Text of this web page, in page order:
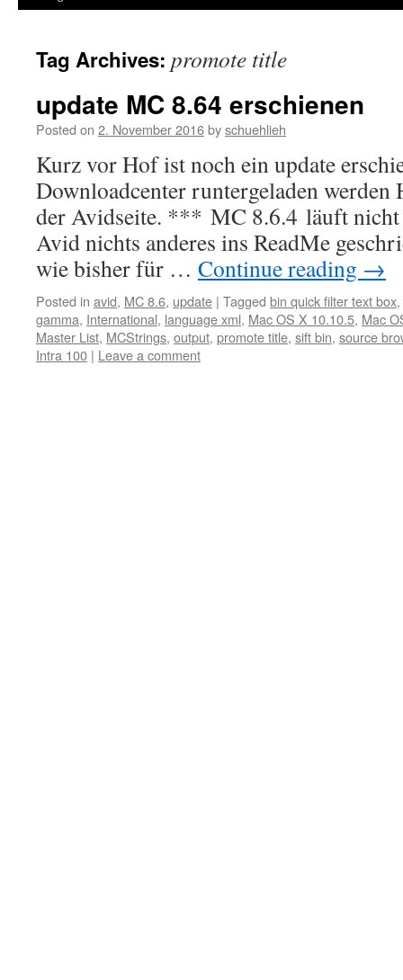
Tag Archives: promote title
update MC 8.64 erschienen
Posted on 2. November 2016byschuehlieh
Kurz vor Hof ist noch ein update
Downloadcenter runtergeladen werden
der Avidseite. *** MC 8.6.4 läuft nicht
Avid nichts anderes ins ReadMe
wie bisher für … Continue reading →
Posted in avid, MC 8.6, update | Tagged bin quick filter text box,
gamma, International, language xml, Mac OS X 10.10.5, Mac
Master List, MCStrings, output, promote title, sift bin, source
Intra 100 | Leave a comment